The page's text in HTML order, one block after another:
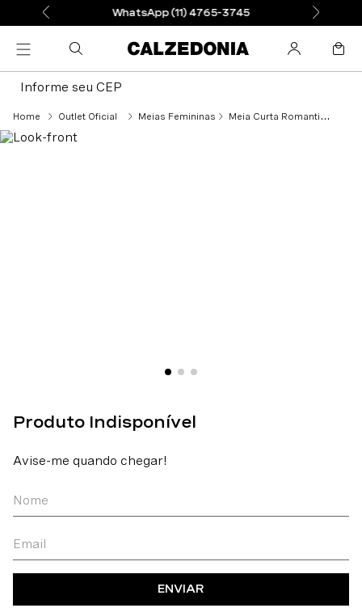
WhatsApp (11) 4765-3745
Informe seu CEP
Outlet Oficial Meias Femininas Meia Curta Romantic Style - Preto
ENVIAR